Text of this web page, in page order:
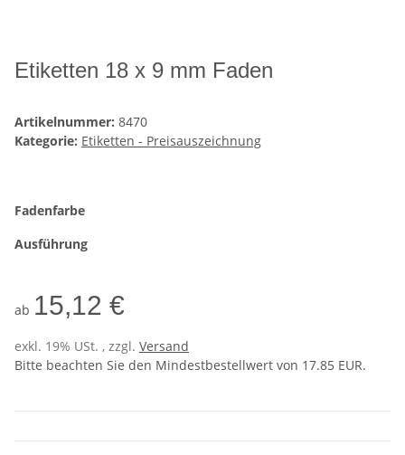
Etiketten 18 x 9 mm Faden
Artikelnummer: 8470
Kategorie: Etiketten - Preisauszeichnung
Fadenfarbe
Ausführung
ab 15,12 €
exkl. 19% USt. , zzgl. Versand
Bitte beachten Sie den Mindestbestellwert von 17.85 EUR.